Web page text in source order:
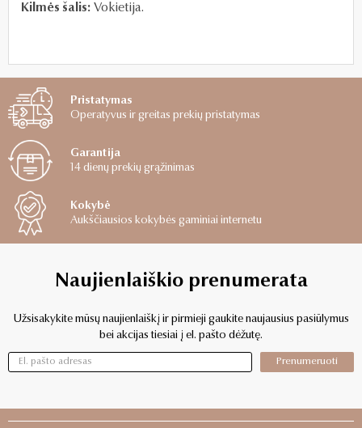
Kilmės šalis: Vokietija.
Pristatymas
Operatyvus ir greitas prekių pristatymas
Garantija
14 dienų prekių grąžinimas
Kokybė
Aukščiausios kokybės gaminiai internetu
Naujienlaiškio prenumerata
Užsisakykite mūsų naujienlaiškį ir pirmieji gaukite naujausius pasiūlymus
bei akcijas tiesiai į el. pašto dėžutę.
Prenumeruoti